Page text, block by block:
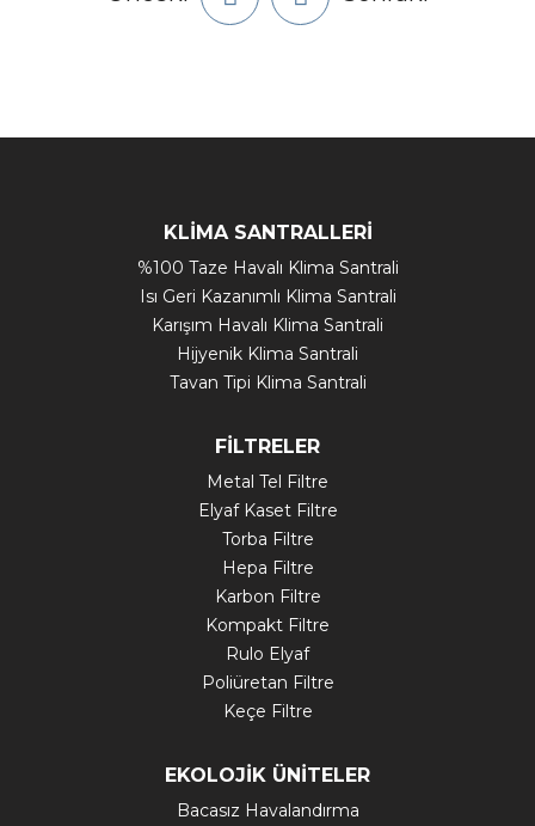
KLİMA SANTRALLERİ
%100 Taze Havalı Klima Santrali
Isı Geri Kazanımlı Klima Santrali
Karışım Havalı Klima Santrali
Hijyenik Klima Santrali
Tavan Tipi Klima Santrali
FİLTRELER
Metal Tel Filtre
Elyaf Kaset Filtre
Torba Filtre
Hepa Filtre
Karbon Filtre
Kompakt Filtre
Rulo Elyaf
Poliüretan Filtre
Keçe Filtre
EKOLOJİK ÜNİTELER
Bacasız Havalandırma